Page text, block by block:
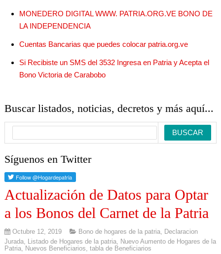
MONEDERO DIGITAL WWW. PATRIA.ORG.VE BONO DE
LA INDEPENDENCIA
Cuentas Bancarias que puedes colocar patria.org.ve
Si Recibiste un SMS del 3532 Ingresa en Patria y Acepta el
Bono Victoria de Carabobo
Buscar listados, noticias, decretos y más aquí...
Síguenos en Twitter
Actualización de Datos para Optar
a los Bonos del Carnet de la Patria
Octubre 12, 2019 Bono de hogares de la patria,
Declaracion
Jurada, Listado de Hogares de la patria,
Nuevo Aumento de Hogares de la
Patria, Nuevos Beneficiarios tabla de Beneficiarios